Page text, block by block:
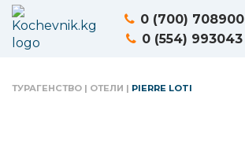
0 (700) 708900
0 (554) 993043
ТУРАГЕНСТВО | ОТЕЛИ | PIERRE LOTI